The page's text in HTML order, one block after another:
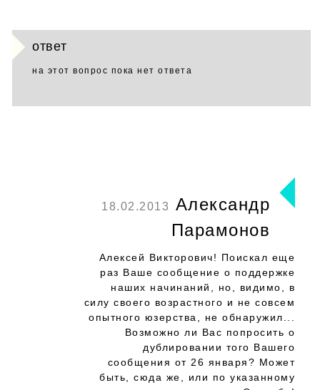
ответ
на этот вопрос пока нет ответа
18.02.2013
Александр
Парамонов
Алексей Викторович! Поискал еще
раз Ваше сообщение о поддержке
наших начинаний, но, видимо, в
силу своего возрастного и не совсем
опытного юзерства, не обнаружил...
Возможно ли Вас попросить о
дублировании того Вашего
сообщения от 26 января? Может
быть, сюда же, или по указанному